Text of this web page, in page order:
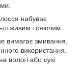
набуває
живим і сяючим.
вимагає змивання,
використання.
вологі або сухі